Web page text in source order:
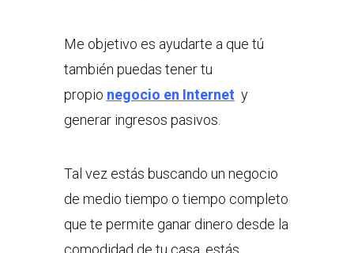
Me objetivo es ayudarte a que tú
también puedas tener tu
propio negocio en Internet y
generar ingresos pasivos.
Tal vez estás buscando un negocio
de medio tiempo o tiempo completo
que te permite ganar dinero desde la
comodidad de tu casa, estás